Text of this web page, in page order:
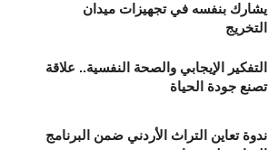
يشارك بنفسه في تجهيزات ميدان
التخريج
التفكير الإيجابي والصحة النفسية.. علاقة
تصنع جودة الحياة
ندوة تعاين التراث الأردني ضمن البرنامج